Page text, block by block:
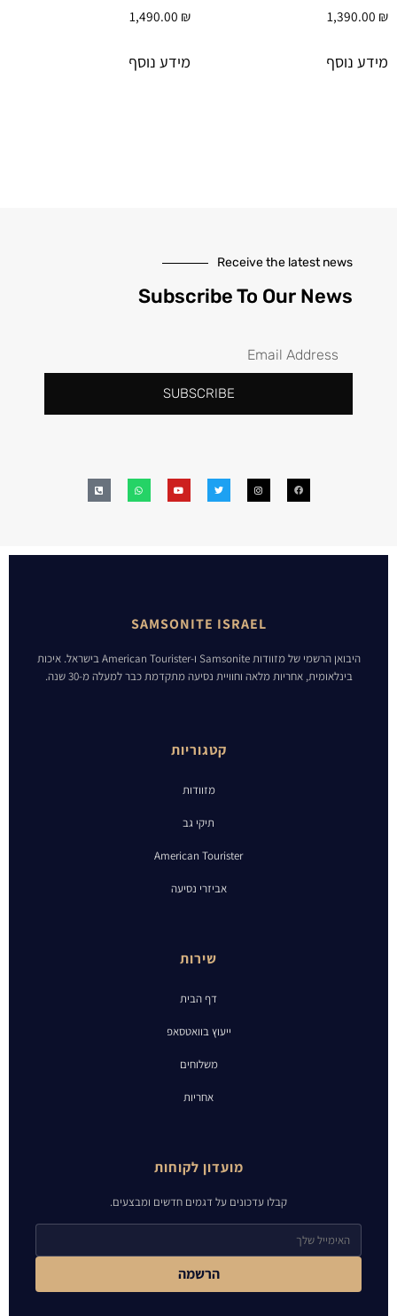
1,390.00 ₪
מידע נוסף
1,490.00 ₪
מידע נוסף
Receive the latest news
Subscribe To Our News
SUBSCRIBE
SAMSONITE ISRAEL
היבואן הרשמי של מזוודות Samsonite ו-American Tourister בישראל. איכות
בינלאומית, אחריות מלאה וחוויית נסיעה מתקדמת כבר למעלה מ-30 שנה.
קטגוריות
מזוודות
תיקי גב
American Tourister
אביזרי נסיעה
שירות
דף הבית
ייעוץ בוואטסאפ
משלוחים
אחריות
מועדון לקוחות
קבלו עדכונים על דגמים חדשים ומבצעים.
הרשמה